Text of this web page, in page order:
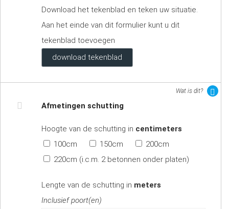
Download het tekenblad en teken uw situatie.
Aan het einde van dit formulier kunt u dit
tekenblad toevoegen
download tekenblad
Wat is dit?
Afmetingen schutting
Hoogte van de schutting in centimeters
100cm
150cm
200cm
220cm (i.c.m. 2 betonnen onder platen)
Lengte van de schutting in meters
Inclusief poort(en)